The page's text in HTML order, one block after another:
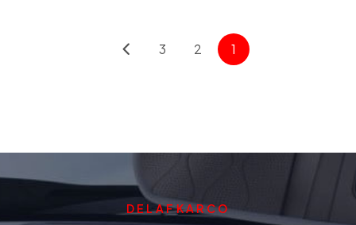
1
2
3
DELAFKARCO